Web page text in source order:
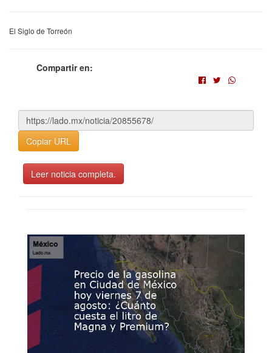
El Siglo de Torreón
Compartir en:
Copiar URL
Leer noticia completa.